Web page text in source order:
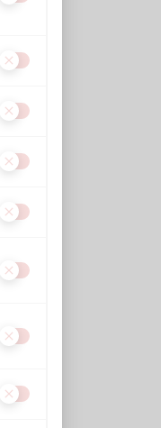
e il
è